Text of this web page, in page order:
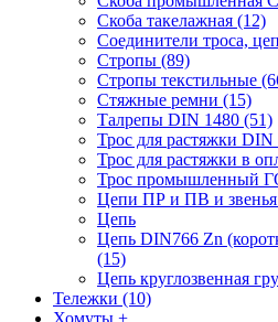
Скоба такелажная (12)
Соединители троса,
Стропы (89)
Стропы текстильные
Стяжные ремни (15)
Талрепы DIN 1480 (51)
Трос для растяжки DIN
Трос для растяжки в
Трос промышленный
Цепи ПР и ПВ и
Цепь
Цепь DIN766 Zn
(15)
Цепь круглозвенная
Тележки (10)
Хомуты +